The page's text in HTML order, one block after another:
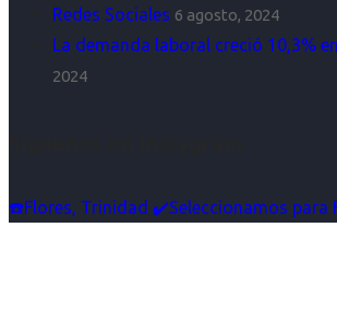
Redes Sociales 6 agosto, 2024
La demanda laboral creció 10,3%
2024
☎️Flores, Trinidad ✔️Seleccionamos para